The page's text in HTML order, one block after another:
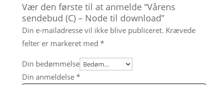
Vær den første til at anmelde “Vårens
sendebud (C) – Node til download”
Din e-mailadresse vil ikke blive publiceret. Krævede
felter er markeret med *
Din bedømmelse
Din anmeldelse *